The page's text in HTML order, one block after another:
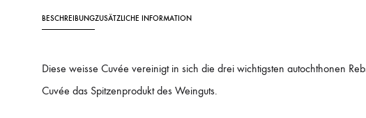
BESCHREIBUNGZUSÄTZLICHE INFORMATION
Diese weisse Cuvée vereinigt in sich die drei wichtigsten autochthonen
Cuvée das Spitzenprodukt des Weinguts.